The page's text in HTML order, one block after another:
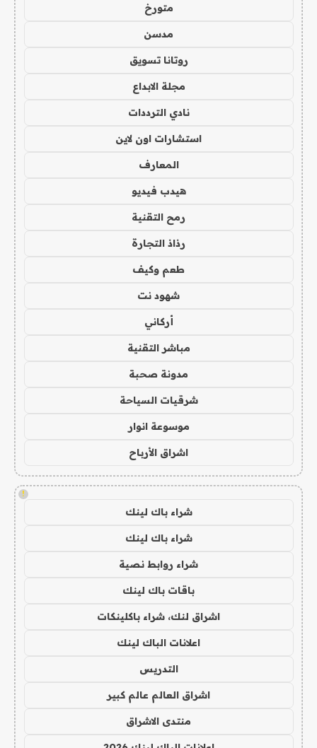
متورخ
مدسن
روتانا تسويق
مجلة الابداع
نادي الترددات
استشارات اون لاين
المعارف
هيدب فيديو
رمح التقنية
رذاذ التجارة
طعم وكيف
شهود نت
أركاني
مباشر التقنية
مدونة صحبة
شرقيات السياحة
موسوعة انوار
اشراق الأرباح
!
شراء باك لينك
شراء باك لينك
شراء روابط نصية
باقات باك لينك
اشراق لنك، شراء باكلينكات
اعلانات الباك لينك
التدريس
اشراق العالم عالم كبير
منتدى الاشراق